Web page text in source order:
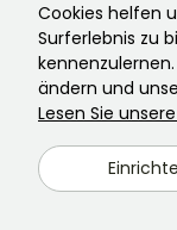
Cookies helfen
Surferlebnis zu
ändern und
Lesen Sie
PROMESSE DE
Die Marke
Unsere Geschichte